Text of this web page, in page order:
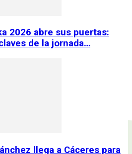
2026 abre sus puertas:
de la jornada…
llega a Cáceres para